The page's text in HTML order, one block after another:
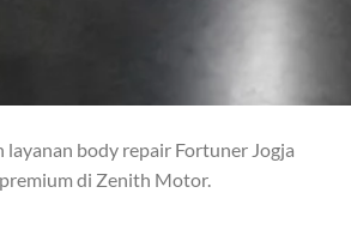
body repair Fortuner Jogja
di Zenith Motor.